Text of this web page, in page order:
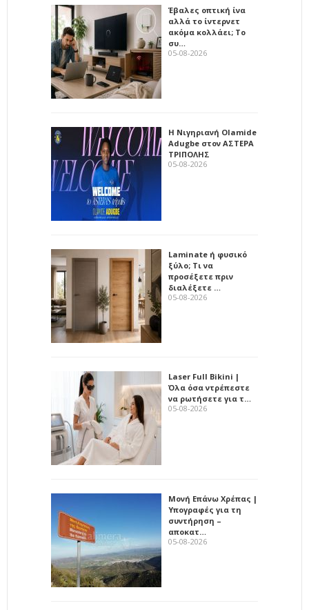
Έβαλες οπτική ίνα
αλλά το ίντερνετ
ακόμα κολλάει; Το
συ…
05-08-2026
Η Νιγηριανή Olamide
Adugbe στον ΑΣΤΕΡΑ
ΤΡΙΠΟΛΗΣ
05-08-2026
Laminate ή φυσικό
ξύλο; Τι να
προσέξετε πριν
διαλέξετε …
05-08-2026
Laser Full Bikini |
Όλα όσα ντρέπεστε
να ρωτήσετε για τ…
05-08-2026
Μονή Επάνω Χρέπας |
Υπογραφές για τη
συντήρηση –
αποκατ…
05-08-2026